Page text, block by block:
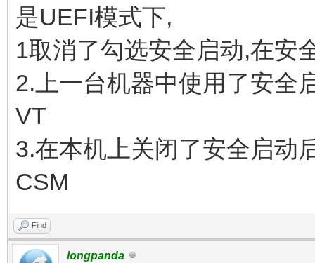
是UEFI模式下,
1取消了勾选安全启动,在安
2.上一台机器中使用了安全
VT
3.在本机上关闭了安全启动
CSM
Find
longpanda